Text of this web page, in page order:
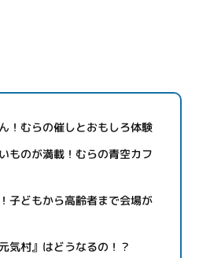
！むらの催しとおもしろ体験
ものが満載！むらの青空カフ
子どもから高齢者まで会場が
気村』はどうなるの！？